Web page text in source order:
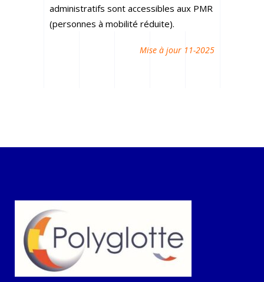
administratifs sont accessibles aux PMR
(personnes à mobilité réduite).
Mise à jour 11-2025